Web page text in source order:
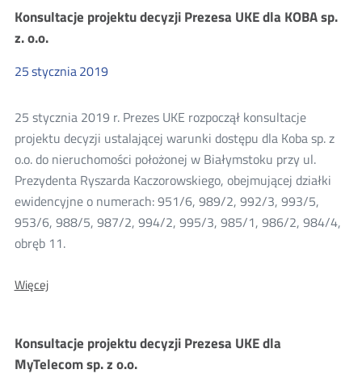
decyzji
Prezesa
UKE
Koba
o.o.
Konsultacje projektu decyzji Prezesa UKE dla KOBA sp.
z. o.o.
25stycznia2019
25 stycznia 2019 r. Prezes UKE rozpoczął konsultacje
projektu decyzji ustalającej warunki dostępu dla Koba sp. z
o.o. do nieruchomości położonej w Białymstoku przy ul.
Prezydenta Ryszarda Kaczorowskiego, obejmującej działki
ewidencyjne o numerach: 951/6, 989/2, 992/3, 993/5,
953/6, 988/5, 987/2, 994/2, 995/3, 985/1, 986/2, 984/4,
obręb 11.
WięcejO:
Prezesa
UKE
dla
Konsultacje projektu decyzji Prezesa UKE dla
MyTelecom sp. z o.o.